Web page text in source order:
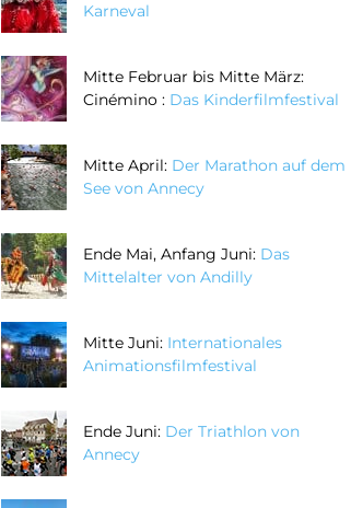
Karneval
Mitte Februar bis Mitte März:
Cinémino : Das Kinderfilmfestival
Mitte April: Der Marathon auf dem
See von Annecy
Ende Mai, Anfang Juni: Das
Mittelalter von Andilly
Mitte Juni: Internationales
Animationsfilmfestival
Ende Juni: Der Triathlon von
Annecy